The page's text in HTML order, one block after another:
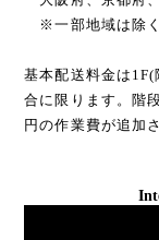
※一部地域は除く
基本配送料金は
合に限ります。階
円の作業費が追加